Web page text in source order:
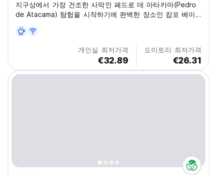
지구상에서 가장 건조한 사막인 페드로 데 아타카마(Pedro
de Atacama) 탐험을 시작하기에 완벽한 장소인 캄포 베이
개인실 최저가격
€32.89
도미토리 최저가격
€26.31